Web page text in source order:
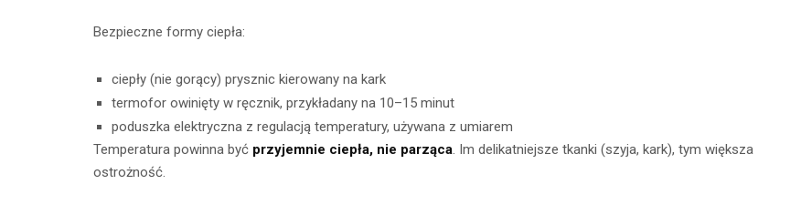
Bezpieczne formy ciepła:
ciepły (nie gorący) prysznic kierowany na kark
termofor owinięty w ręcznik, przykładany na 10–15 minut
poduszka elektryczna z regulacją temperatury, używana z umiarem
Temperatura powinna być przyjemnie ciepła, nie parząca. Im delikatniejsze tkanki (szyja, kark), tym większa
ostrożność.